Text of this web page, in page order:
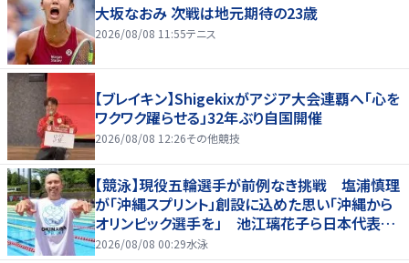
大坂なおみ 次戦は地元期待の23歳
2026/08/08 11:55テニス
【ブレイキン】Shigekixがアジア大会連覇へ「心を
ワクワク躍らせる」32年ぶり自国開催
2026/08/08 12:26その他競技
【競泳】現役五輪選手が前例なき挑戦 塩浦慎理
が「沖縄スプリント」創設に込めた思い「沖縄から
オリンピック選手を」 池江璃花子ら日本代表も
参戦
2026/08/08 00:29水泳